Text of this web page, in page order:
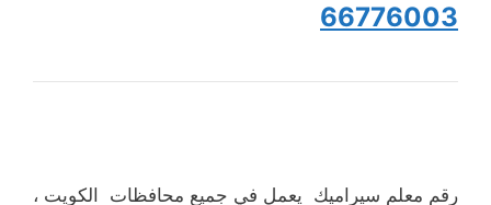
66776003
رقم معلم سيراميك يعمل في جميع محافظات الكويت ،